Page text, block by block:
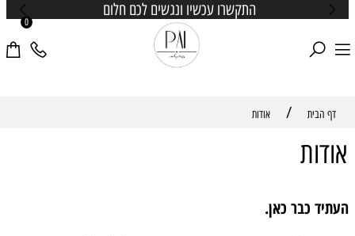
התקשרו עכשיו ונגשים לכם חלום
0
דף הבית / אודות
אודות
העתיד כבר כאן.